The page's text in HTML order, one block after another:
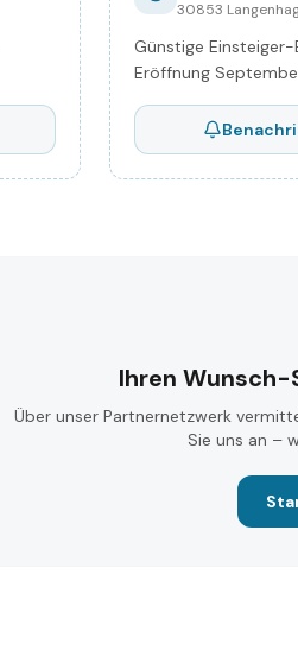
30853
Günstige
Eröffnung
Ihren
Über unser Partnernetzwerk
Sie uns an –